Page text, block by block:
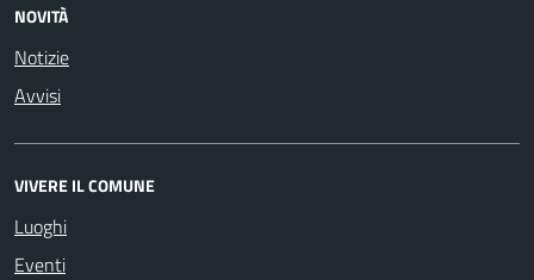
NOVITÀ
Notizie
Avvisi
VIVERE IL COMUNE
Luoghi
Eventi